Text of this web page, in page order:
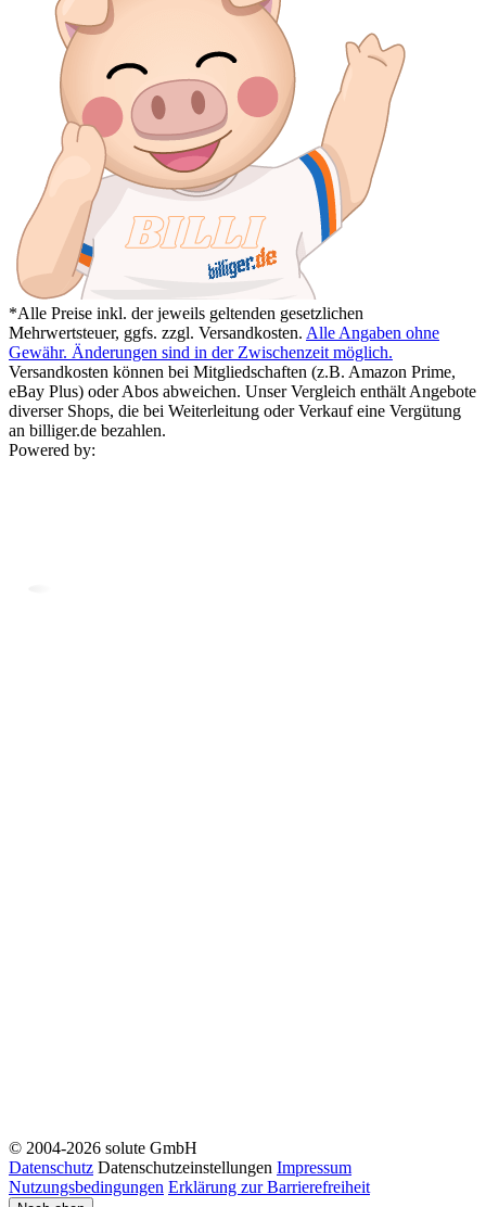
*Alle Preise inkl. der jeweils geltenden gesetzlichen
Mehrwertsteuer, ggfs. zzgl. Versandkosten. Alle Angaben ohne
Gewähr. Änderungen sind in der Zwischenzeit möglich.
Versandkosten können bei Mitgliedschaften (z.B. Amazon Prime,
eBay Plus) oder Abos abweichen. Unser Vergleich enthält Angebote
diverser Shops, die bei Weiterleitung oder Verkauf eine Vergütung
an billiger.de bezahlen.
Powered by:
© 2004-2026 solute GmbH
Datenschutz Datenschutzeinstellungen Impressum
Nutzungsbedingungen Erklärung zur Barrierefreiheit